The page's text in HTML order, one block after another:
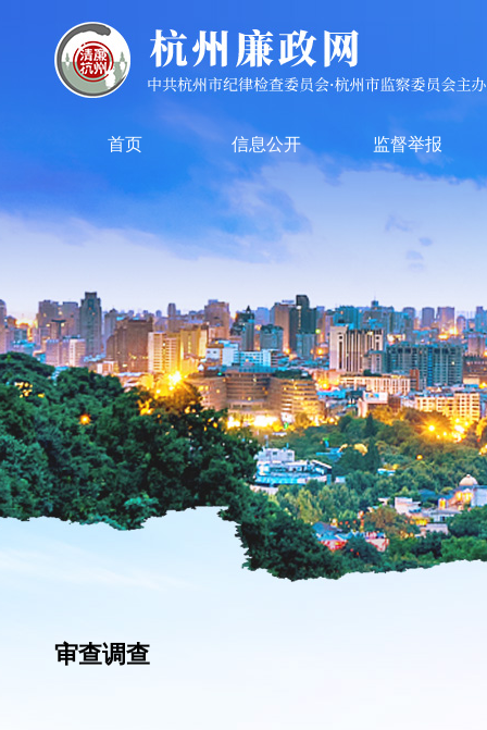
首页 信息公开 监督举报
审查调查